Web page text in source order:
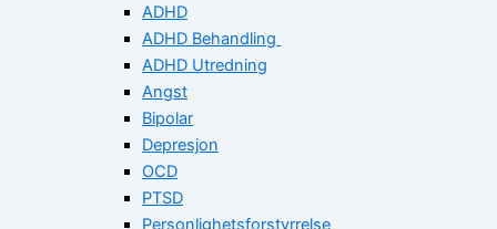
ADHD
ADHD Behandling
ADHD Utredning
Angst
Bipolar
Depresjon
OCD
PTSD
Personlighetsforstyrrelse